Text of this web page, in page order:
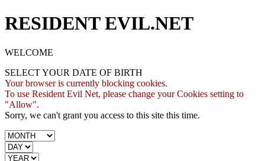
RESIDENT EVIL.NET
WELCOME
SELECT YOUR DATE OF BIRTH
Your browser is currently blocking cookies.
To use Resident Evil Net, please change your Cookies setting to
"Allow".
Sorry, we can't grant you access to this site this time.